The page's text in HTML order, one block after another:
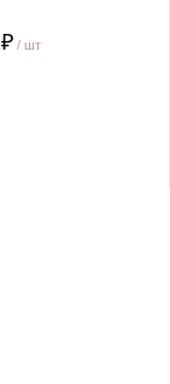
/ шт